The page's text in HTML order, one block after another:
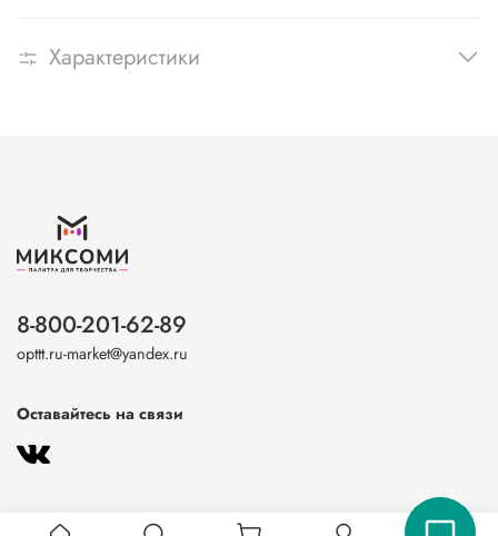
Характеристики
8-800-201-62-89
opttt.ru-market@yandex.ru
Оставайтесь на связи